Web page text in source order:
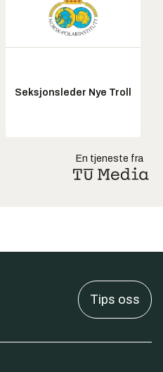
Seksjonsleder Nye Troll
En tjeneste fra
Tips oss